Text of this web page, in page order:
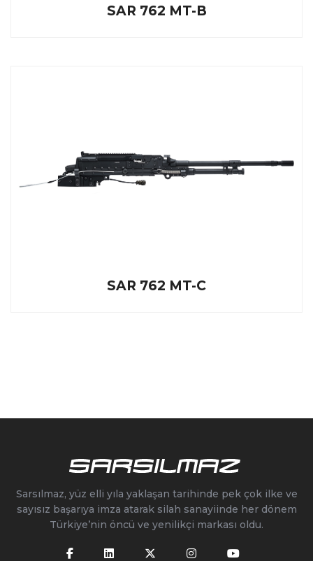
SAR 762 MT-B
SAR 762 MT-C
Sarsılmaz, yüz elli yıla yaklaşan tarihinde pek çok ilke ve
sayısız başarıya imza atarak silah sanayiinde her dönem
Türkiye’nin öncü ve yenilikçi markası oldu.